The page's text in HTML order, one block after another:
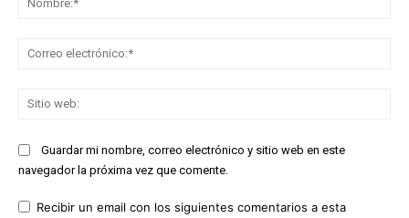
Guardar mi nombre, correo electrónico y sitio web en este
navegador la próxima vez que comente.
Recibir un email con los siguientes comentarios a esta